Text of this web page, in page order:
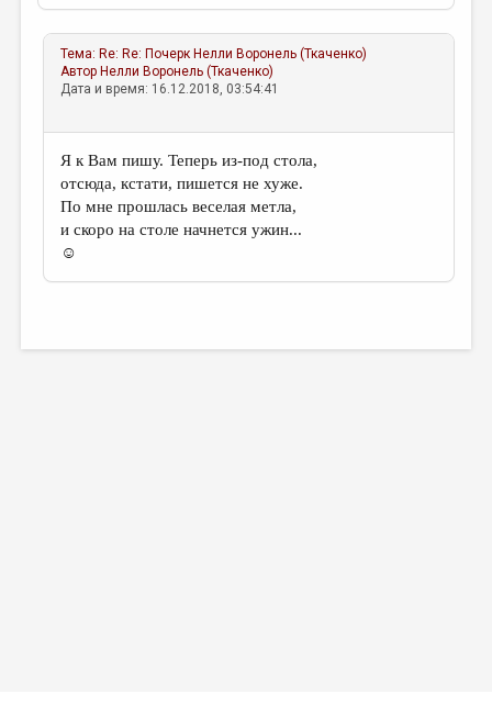
Тема: Re: Re: Почерк Нелли Воронель (Ткаченко)
Автор Нелли Воронель (Ткаченко)
Дата и время: 16.12.2018, 03:54:41
Я к Вам пишу. Теперь из-под стола,
отсюда, кстати, пишется не хуже.
По мне прошлась веселая метла,
и скоро на столе начнется ужин...
☺